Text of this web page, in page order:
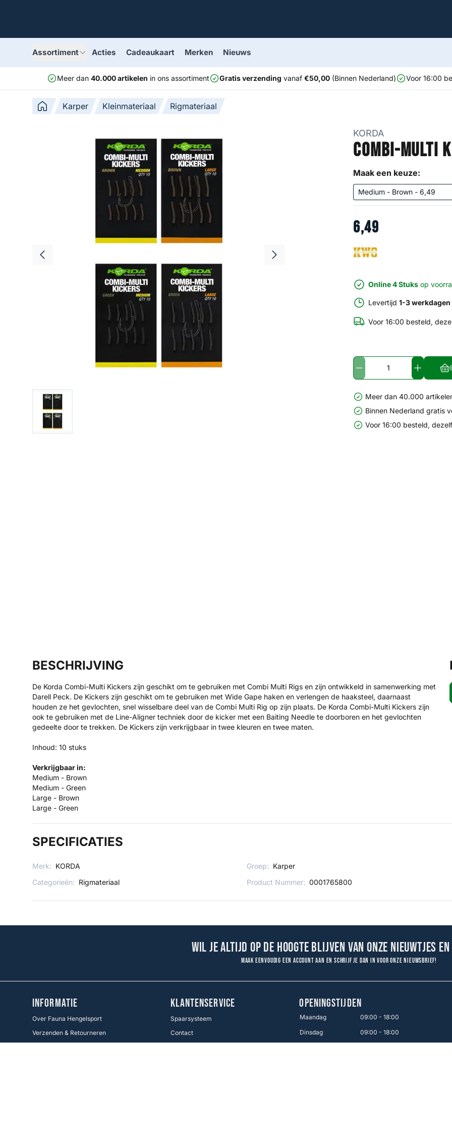
Assortiment Acties Cadeaukaart Merken Nieuws
Meer dan 40.000 artikelen in ons assortiment Gratis verzending vanaf €50,00(Binnen Nederland) Voor 16:00
Karper Kleinmateriaal Rigmateriaal
KORDA
Combi-Multi
Maak een keuze:
6,49
Online 4 Stuks op
Levertijd 1-3 werkdagen
Voor 16:00 besteld,
Meer dan 40.000
Binnen Nederland gratis
Voor 16:00 besteld,
BESCHRIJVING
De Korda Combi-Multi Kickers zijn geschikt om te gebruiken met Combi Multi Rigs en zijn ontwikkeld in samenwerking met
Darell Peck. De Kickers zijn geschikt om te gebruiken met Wide Gape haken en verlengen de haaksteel, daarnaast
houden ze het gevlochten, snel wisselbare deel van de Combi Multi Rig op zijn plaats. De Korda Combi-Multi Kickers zijn
ook te gebruiken met de Line-Aligner techniek door de kicker met een Baiting Needle te doorboren en het gevlochten
gedeelte door te trekken. De Kickers zijn verkrijgbaar in twee kleuren en twee maten.
Inhoud: 10 stuks
Verkrijgbaar in:
Medium - Brown
Medium - Green
Large - Brown
Large - Green
SPECIFICATIES
Merk: KORDA Groep: Karper
Categorieën: Rigmateriaal Product Nummer: 0001765800
Wil je altijd op de hoogte blijven van onze nieuwtjes
Maak eenvoudig een account aan en schrijf je dan in voor onze nieuwsbrief!
INFORMATIE
Over Fauna Hengelsport
Verzenden & Retourneren
KLANTENSERVICE
Spaarsysteem
Contact
OPENINGSTIJDEN
Maandag
09:00 - 18:00
Dinsdag
09:00 - 18:00